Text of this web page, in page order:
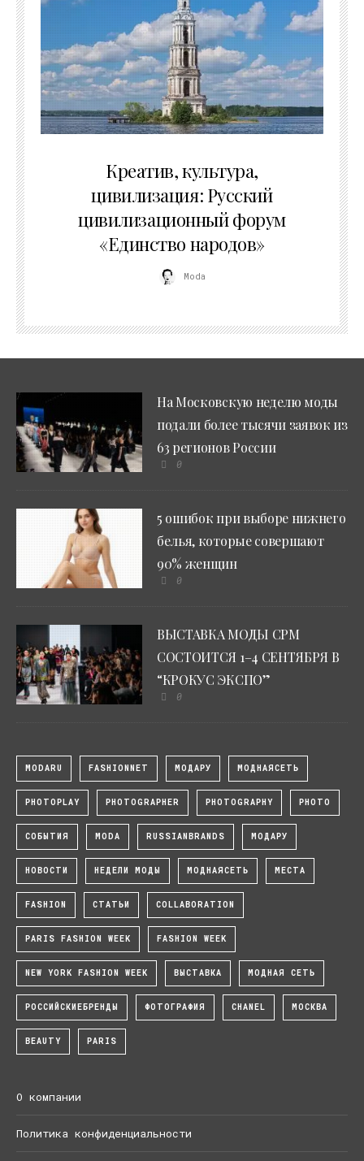
Креатив, культура,
цивилизация: Русский
цивилизационный форум
«Единство народов»
Moda
На Московскую неделю моды
подали более тысячи заявок из
63 регионов России
0
5 ошибок при выборе нижнего
белья, которые совершают
90% женщин
0
ВЫСТАВКА МОДЫ CPM
СОСТОИТСЯ 1–4 СЕНТЯБРЯ В
“КРОКУС ЭКСПО”
0
MODARU FASHIONNET МОДАРУ МОДНАЯСЕТЬ
PHOTOPLAY PHOTOGRAPHER PHOTOGRAPHY PHOTO
СОБЫТИЯ MODA RUSSIANBRANDS МОДАРУ
НОВОСТИ НЕДЕЛИ МОДЫ МОДНАЯСЕТЬ МЕСТА
FASHION СТАТЬИ COLLABORATION
PARIS FASHION WEEK FASHION WEEK
NEW YORK FASHION WEEK ВЫСТАВКА МОДНАЯ СЕТЬ
РОССИЙСКИЕБРЕНДЫ ФОТОГРАФИЯ CHANEL МОСКВА
BEAUTY PARIS
О компании
Политика конфиденциальности